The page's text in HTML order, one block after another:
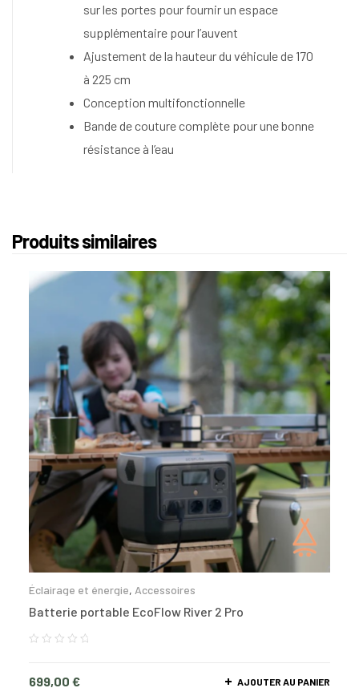
sur les portes pour fournir un espace
supplémentaire pour l’auvent
Ajustement de la hauteur du véhicule de 170
à 225 cm
Conception multifonctionnelle
Bande de couture complète pour une bonne
résistance à l’eau
Produits similaires
Éclairage et énergie, Accessoires
Batterie portable EcoFlow River 2 Pro
699,00 € AJOUTER AU PANIER